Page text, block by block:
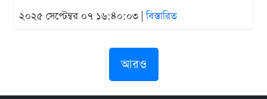
২০২৫ সেপ্টেম্বর ০৭ ১৬:৪০:০৩ |বিস্তারিত
আরও